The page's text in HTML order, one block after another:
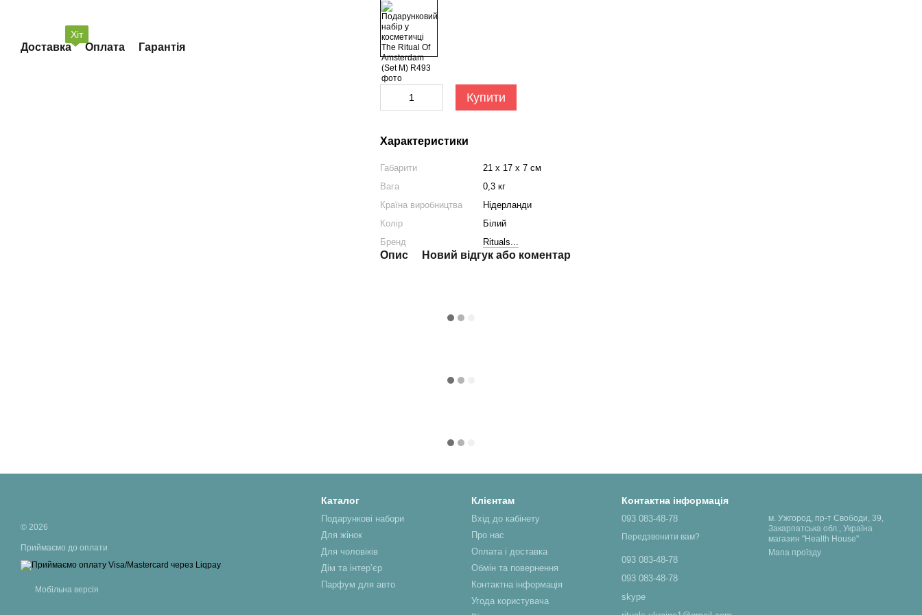
Хіт
Доставка Оплата Гарантія
Купити
Характеристики
Габарити
21 х 17 х 7 см
Вага
0,3 кг
Країна виробництва
Нідерланди
Колір
Білий
Бренд
Rituals...
Опис Новий відгук або коментар
© 2026
Приймаємо до оплати
Мобільна версія
Каталог
Подарункові набори
Для жінок
Для чоловіків
Дім та інтерʼєр
Парфум для авто
Клієнтам
Вхід до кабінету
Про нас
Оплата і доставка
Обмін та повернення
Контактна інформація
Угода користувача
Контактна інформація
093 083-48-78
Передзвонити вам?
093 083-48-78
093 083-48-78
skype
м. Ужгород, пр-т Свободи, 39,
Закарпатська обл., Україна
магазин "Health House"
Мапа проїзду